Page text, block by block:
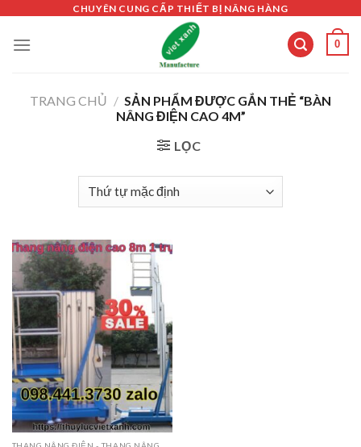
content
CHUYÊN CUNG CẤP THIẾT BỊ NÂNG HÀNG
0
TRANG CHỦ / SẢN PHẨM ĐƯỢC GẮN THẺ “BÀN
NÂNG ĐIỆN CAO 4M”
LỌC